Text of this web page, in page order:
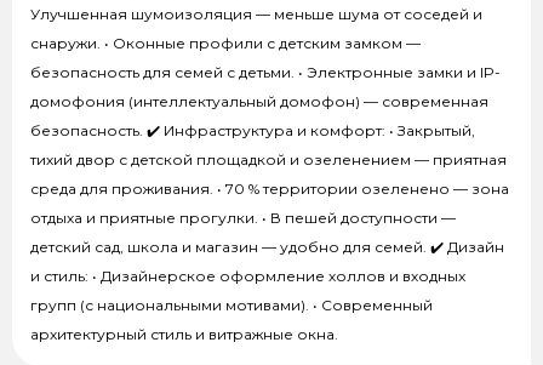
Улучшенная шумоизоляция — меньше шума от соседей и
снаружи. • Оконные профили с детским замком —
безопасность для семей с детьми. • Электронные замки и IP-
домофония (интеллектуальный домофон) — современная
безопасность. ✔️ Инфраструктура и комфорт: • Закрытый,
тихий двор с детской площадкой и озеленением — приятная
среда для проживания. • 70 % территории озеленено — зона
отдыха и приятные прогулки. • В пешей доступности —
детский сад, школа и магазин — удобно для семей. ✔️ Дизайн
и стиль: • Дизайнерское оформление холлов и входных
групп (с национальными мотивами). • Современный
архитектурный стиль и витражные окна.